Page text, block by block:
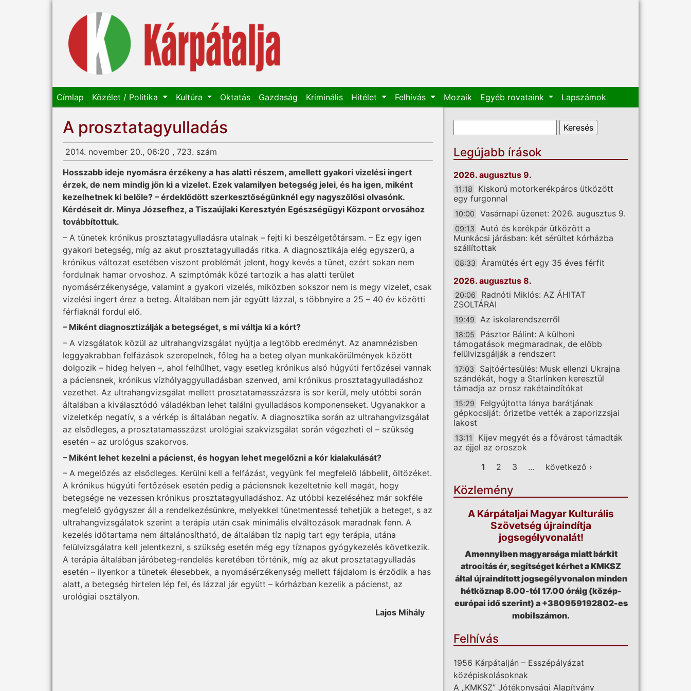
Címlap Közélet / Politika Kultúra Oktatás Gazdaság Kriminális Hitélet Felhívás Mozaik Egyéb rovataink Lapszámok
A prosztatagyulladás
2014. november 20., 06:20 , 723. szám
Hosszabb ideje nyomásra érzékeny a has alatti részem, amellett gyakori vizelési ingert
érzek, de nem mindig jön ki a vizelet. Ezek valamilyen betegség jelei, és ha igen, miként
kezelhetnek ki belőle? – érdeklődött szerkesztőségünknél egy nagyszőlősi olvasónk.
Kérdéseit dr. Minya Józsefhez, a Tiszaújlaki Keresztyén Egészségügyi Központ orvosához
továbbítottuk.
– A tünetek krónikus prosztatagyulladásra utalnak – fejti ki beszélgetőtársam. – Ez egy igen
gyakori betegség, míg az akut prosztatagyulladás ritka. A diagnosztikája elég egyszerű, a
krónikus változat esetében viszont problémát jelent, hogy kevés a tünet, ezért sokan nem
fordulnak hamar orvoshoz. A szimptómák közé tartozik a has alatti terület
nyomásérzékenysége, valamint a gyakori vizelés, miközben sokszor nem is megy vizelet, csak
vizelési ingert érez a beteg. Általában nem jár együtt lázzal, s többnyire a 25 – 40 év közötti
férfiaknál fordul elő.
– Miként diagnosztizálják a betegséget, s mi váltja ki a kórt?
– A vizsgálatok közül az ultrahangvizsgálat nyújtja a legtöbb eredményt. Az anamnézisben
leggyakrabban felfázások szerepelnek, főleg ha a beteg olyan munkakörülmények között
dolgozik – hideg helyen –, ahol felhűlhet, vagy esetleg krónikus alsó húgyúti fertőzései vannak
a páciensnek, krónikus vízhólyaggyulladásban szenved, ami krónikus prosztatagyulladáshoz
vezethet. Az ultrahangvizsgálat mellett prosztatamasszázsra is sor kerül, mely utóbbi során
általában a kiválasztódó váladékban lehet találni gyulladásos komponenseket. Ugyanakkor a
vizeletkép negatív, s a vérkép is általában negatív. A diagnosztika során az ultrahangvizsgálat
az elsődleges, a prosztatamasszázst urológiai szakvizsgálat során végezheti el – szükség
esetén – az urológus szakorvos.
– Miként lehet kezelni a pácienst, és hogyan lehet megelőzni a kór kialakulását?
– A megelőzés az elsődleges. Kerülni kell a felfázást, vegyünk fel megfelelő lábbelit, öltözéket.
A krónikus húgyúti fertőzések esetén pedig a páciensnek kezeltetnie kell magát, hogy
betegsége ne vezessen krónikus prosztatagyulladáshoz. Az utóbbi kezeléséhez már sokféle
megfelelő gyógyszer áll a rendelkezésünkre, melyekkel tünetmentessé tehetjük a beteget, s az
ultrahangvizsgálatok szerint a terápia után csak minimális elváltozások maradnak fenn. A
kezelés időtartama nem általánosítható, de általában tíz napig tart egy terápia, utána
felülvizsgálatra kell jelentkezni, s szükség esetén még egy tíznapos gyógykezelés következik.
A terápia általában járóbeteg-rendelés keretében történik, míg az akut prosztatagyulladás
esetén – ilyenkor a tünetek élesebbek, a nyomásérzékenység mellett fájdalom is érződik a has
alatt, a betegség hirtelen lép fel, és lázzal jár együtt – kórházban kezelik a pácienst, az
urológiai osztályon.
Lajos Mihály
Keresés űrlap
Legújabb írások
2026. augusztus 9.
11:18
Kiskorú motorkerékpáros ütközött
egy furgonnal
10:00 Vasárnapi üzenet: 2026. augusztus 9.
09:13
Autó és kerékpár ütközött a
Munkácsi járásban: két sérültet kórházba
szállítottak
08:33
Áramütés ért egy 35 éves férfit
2026. augusztus 8.
20:06
Radnóti Miklós: AZ ÁHITAT
ZSOLTÁRAI
19:49 Az iskolarendszerről
18:05
Pásztor Bálint: A külhoni
támogatások megmaradnak, de előbb
felülvizsgálják a rendszert
17:03
Sajtóértesülés: Musk ellenzi Ukrajna
szándékát, hogy a Starlinken keresztül
támadja az orosz rakétaindítókat
15:29
Felgyújtotta lánya barátjának
gépkocsiját: őrizetbe vették a zaporizzsjai
lakost
13:11
Kijev megyét és a fővárost támadták
az éjjel az oroszok
Oldalak
1 2 3 … következő ›
Közlemény
A Kárpátaljai Magyar Kulturális
Szövetség újraindítja
jogsegélyvonalát!
Amennyiben magyarsága miatt bárkit
atrocitás ér, segítséget kérhet a KMKSZ
által újraindított jogsegélyvonalon minden
hétköznap 8.00-tól 17.00 óráig (közép-
európai idő szerint) a +380959192802-es
mobilszámon.
Felhívás
1956 Kárpátalján – Esszépályázat
középiskolásoknak
A „KMKSZ” Jótékonysági Alapítvány